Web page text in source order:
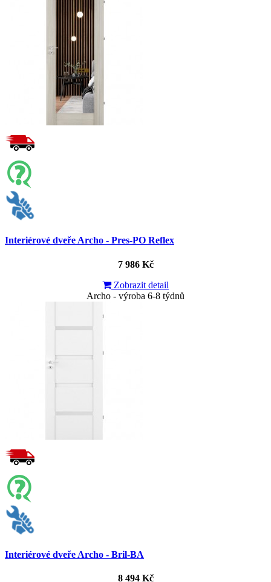
Interiérové dveře Archo - Pres-PO Reflex
7 986 Kč
Zobrazit detail
Archo - výroba 6-8 týdnů
Interiérové dveře Archo - Bril-BA
8 494 Kč